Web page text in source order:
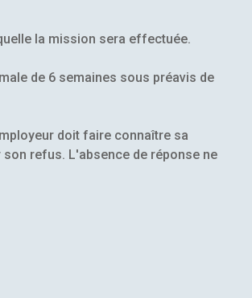
la mission sera effectuée.
de 6 semaines sous préavis de
doit faire connaître sa
refus. L'absence de réponse ne